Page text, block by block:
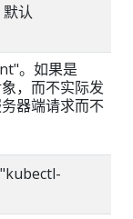
认
。如果是
，而不实际发
器端请求而不